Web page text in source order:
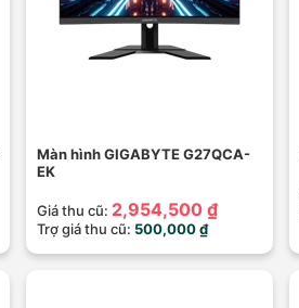
Màn hình GIGABYTE G27QCA-
EK
Giá thu cũ: 2,954,500 ₫
Trợ giá thu cũ: 500,000 ₫